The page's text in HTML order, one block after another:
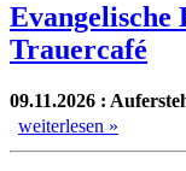
Evangelische
Trauercafé
09.11.2026 :
weiterlesen »